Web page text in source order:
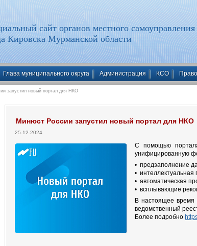
сайт органов местного самоуправления
Кировска Мурманской области
Глава муниципального округа Администрация КСО
запустил новый портал для НКО
Минюст России запустил новый портал для НКО
25.12.2024
С помощью
унифицированную
• предзаполнение
•
• автоматическая
• всплывающие
В настоящее время
ведомственный
Более подробно